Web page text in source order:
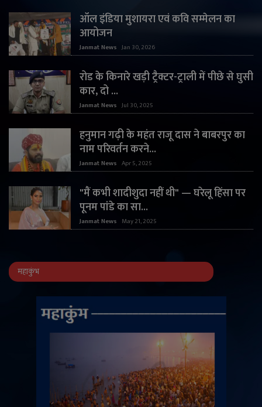
ऑल इंडिया मुशायरा एवं कवि सम्मेलन का
आयोजन
Janmat News Jan 30, 2026
रोड के किनारे खड़ी ट्रैक्टर-ट्राली में पीछे से घुसी
कार, दो ...
Janmat News Jul 30, 2025
हनुमान गढ़ी के महंत राजू दास ने बाबरपुर का
नाम परिवर्तन करने...
Janmat News Apr 5, 2025
"मैं कभी शादीशुदा नहीं थी" — घरेलू हिंसा पर
पूनम पांडे का सा...
Janmat News May 21, 2025
महाकुंभ